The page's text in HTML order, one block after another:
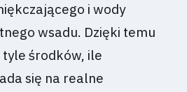
i wody
wsadu. Dzięki temu
tyle środków, ile
się na realne